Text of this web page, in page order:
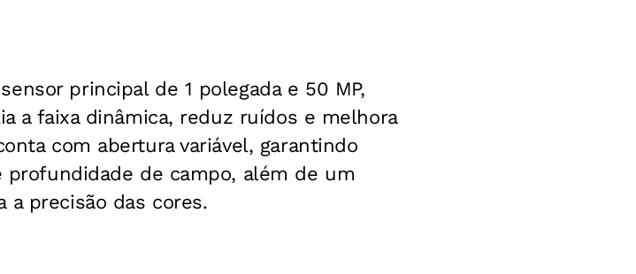
principal de 1 polegada e 50 MP,
a faixa dinâmica, reduz ruídos e melhora
com abertura variável, garantindo
de campo, além de um
precisão das cores.